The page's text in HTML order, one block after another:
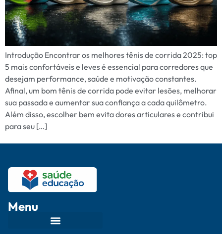
Introdução Encontrar os melhores tênis de corrida 2025: top
5 mais confortáveis e leves é essencial para corredores que
desejam performance, saúde e motivação constantes.
Afinal, um bom tênis de corrida pode evitar lesões, melhorar
sua passada e aumentar sua confiança a cada quilômetro.
Além disso, escolher bem evita dores articulares e contribui
para seu […]
Menu